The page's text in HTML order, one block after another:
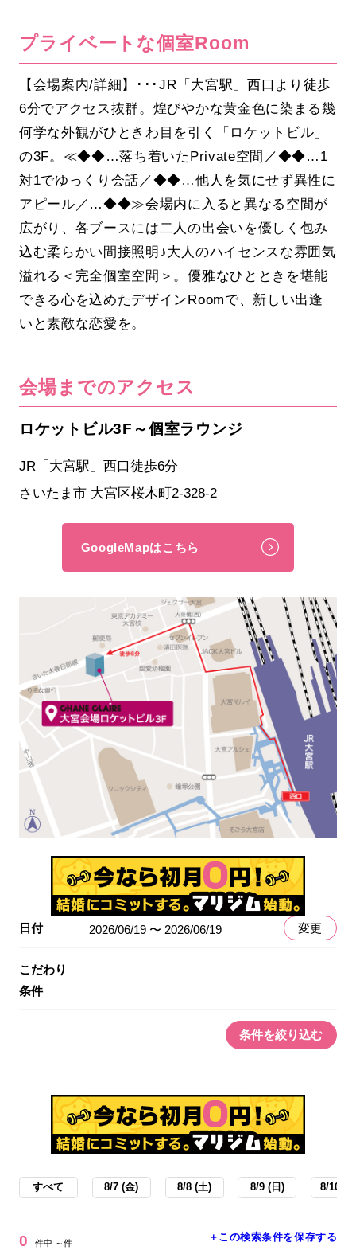
プライベートな個室Room
【会場案内/詳細】･･･JR「大宮駅」西口より徒歩
6分でアクセス抜群。煌びやかな黄金色に染まる幾
何学な外観がひときわ目を引く「ロケットビル」
の3F。≪◆◆…落ち着いたPrivate空間／◆◆…1
対1でゆっくり会話／◆◆…他人を気にせず異性に
アピール／…◆◆≫会場内に入ると異なる空間が
広がり、各ブースには二人の出会いを優しく包み
込む柔らかい間接照明♪大人のハイセンスな雰囲気
溢れる＜完全個室空間＞。優雅なひとときを堪能
できる心を込めたデザインRoomで、新しい出逢
いと素敵な恋愛を。
会場までのアクセス
ロケットビル3F～個室ラウンジ
JR「大宮駅」西口徒歩6分
さいたま市 大宮区桜木町2-328-2
GoogleMapはこちら
日付 2026/06/19 〜 2026/06/19 変更
こだわり
条件
条件を絞り込む
すべて 8/7 (金) 8/8 (土) 8/9 (日) 8/10 (
0 件中 ～件 ＋この検索条件を保存する